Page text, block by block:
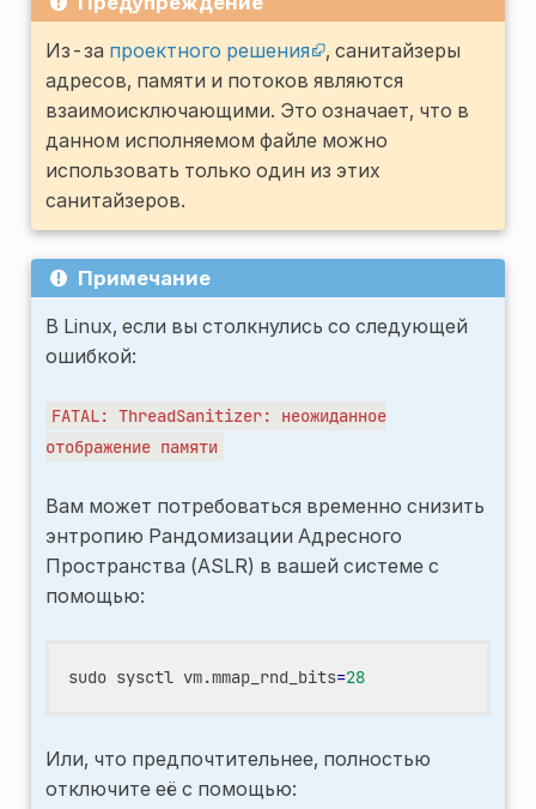
Из-за проектного решения
, санитайзеры
адресов, памяти и потоков являются
взаимоисключающими. Это означает, что в
данном исполняемом файле можно
использовать только один из этих
санитайзеров.
Примечание
В Linux, если вы столкнулись со следующей
ошибкой:
FATAL: ThreadSanitizer:
неожиданное
отображение памяти
Вам может потребоваться временно снизить
энтропию Рандомизации Адресного
Пространства (ASLR) в вашей системе с
помощью:
sudo sysctl vm.mmap_rnd_bits=28
Или, что предпочтительнее, полностью
отключите её с помощью: